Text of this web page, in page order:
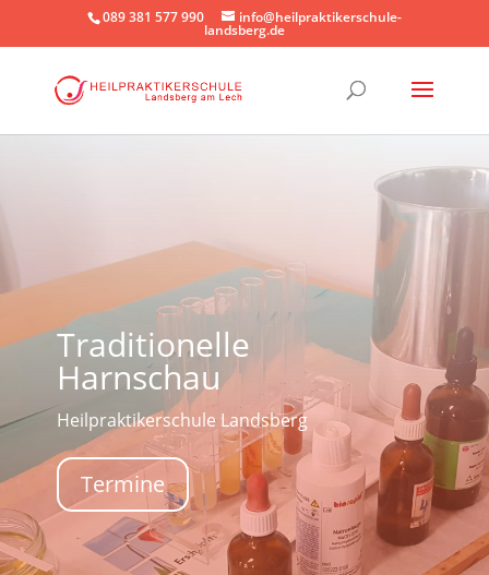
089 381 577 990 info@heilpraktikerschule-
landsberg.de
Traditionelle
Harnschau
Heilpraktikerschule Landsberg
Termine